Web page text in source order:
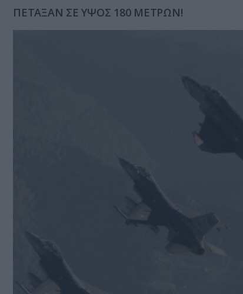
ΠΕΤΑΞΑΝ ΣΕ ΥΨΟΣ 180 ΜΕΤΡΩΝ!